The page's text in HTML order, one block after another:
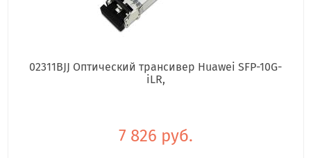
02311BJJ Оптический трансивер Huawei SFP-10G-
iLR,
7 826 руб.